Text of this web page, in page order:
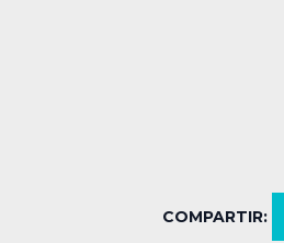
COMPARTIR: